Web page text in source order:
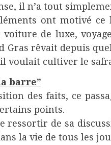
il n’a tout
ont motivé
de luxe,
Gras rêvait depuis
il voulait cultiver le
barre”
des faits, ce
points.
ressortir de sa
la vie de tous les